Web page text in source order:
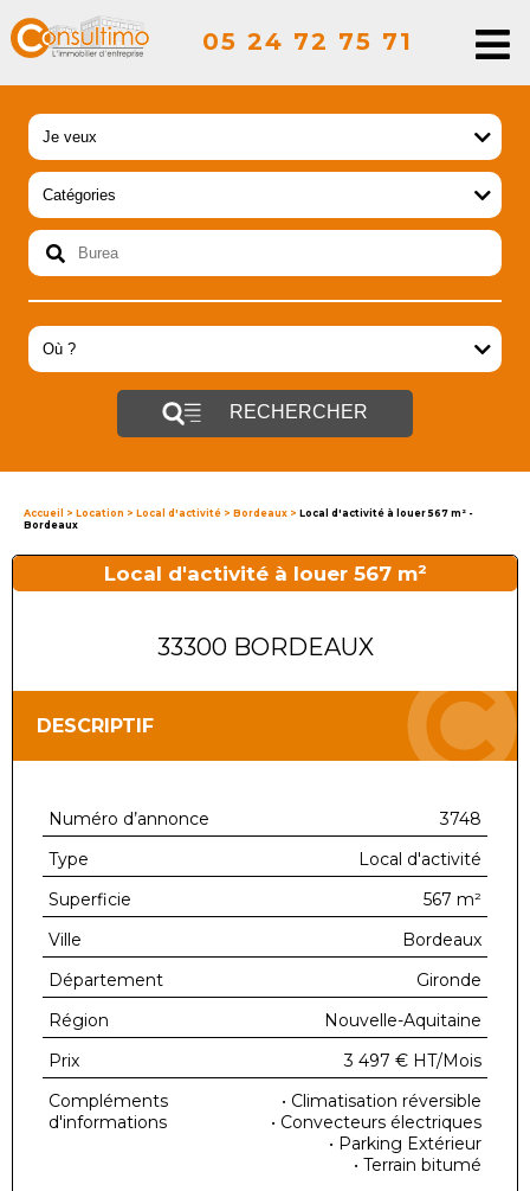
05 24 72 75 71
RECHERCHER
Accueil > Location > Local d'activité > Bordeaux > Local d'activité à louer 567 m² -
Bordeaux
Local d'activité à louer 567 m²
33300 BORDEAUX
DESCRIPTIF
Numéro d’annonce
3748
Type
Local d'activité
Superficie
567 m²
Ville
Bordeaux
Département
Gironde
Région
Nouvelle-Aquitaine
Prix
3 497 € HT/Mois
Compléments
d'informations
• Climatisation réversible
• Convecteurs électriques
• Parking Extérieur
• Terrain bitumé